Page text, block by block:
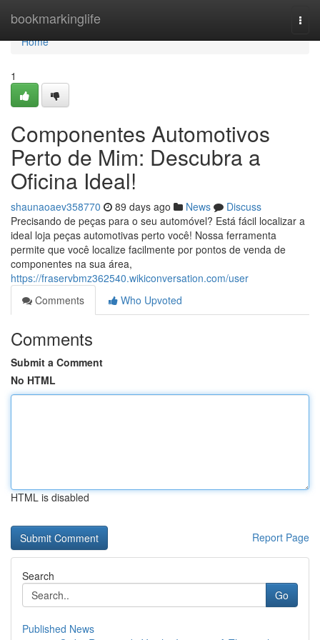
bookmarkinglife
Home
Home
1
Componentes Automotivos
Perto de Mim: Descubra a
Oficina Ideal!
shaunaoaev358770 89 days ago News
Discuss
Precisando de peças para o seu automóvel? Está fácil localizar a
ideal loja peças automotivas perto você! Nossa ferramenta
permite que você localize facilmente por pontos de venda de
componentes na sua área,
https://fraservbmz362540.wikiconversation.com/user
Comments
Who Upvoted
Comments
Submit a Comment
No HTML
HTML is disabled
Report Page
Search
Go
Published News